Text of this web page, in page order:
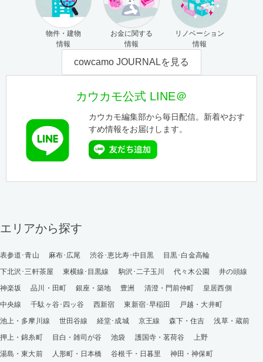
物件・建物
情報
お金に関する
情報
リノベーション
情報
cowcamo JOURNALを見る
カウカモ公式 LINE＠
カウカモ編集部から毎日配信。新着やおす
すめ情報をお届けします。
エリアから探す
表参道･青山 麻布･広尾 渋谷･恵比寿･中目黒
目黒･白金高輪
下北沢･三軒茶屋
東横線･目黒線 駒沢･二子玉川 代々木公園
井の頭線
神楽坂
品川・田町 銀座・築地 豊洲 清澄・門前仲町
皇居西側
中央線
千駄ヶ谷･四ッ谷 西新宿 東新宿･早稲田
戸越・大井町
池上・多摩川線
世田谷線 経堂･成城 京王線 森下・住吉
浅草・蔵前
押上・錦糸町
目白・雑司が谷 池袋 護国寺・茗荷谷
上野
湯島・東大前
人形町・日本橋 谷根千・日暮里
神田・神保町